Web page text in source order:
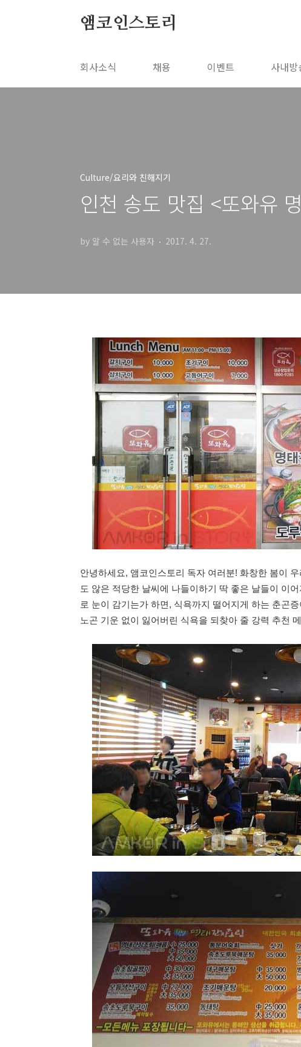
앰코인스토리
회사소식 채용 이벤트 사내방
Culture/요리와 친해지기
인천 송도 맛집 <또와유
by 알 수 없는 사용자 2017. 4. 27.
안녕하세요, 앰코인스토리 독자 여러분! 화창한 봄이
도 않은 적당한 날씨에 나들이하기 딱 좋은 날들이 이
로 눈이 감기는가 하면, 식욕까지 떨어지게 하는 춘곤
노곤 기운 없이 잃어버린 식욕을 되찾아 줄 강력 추천